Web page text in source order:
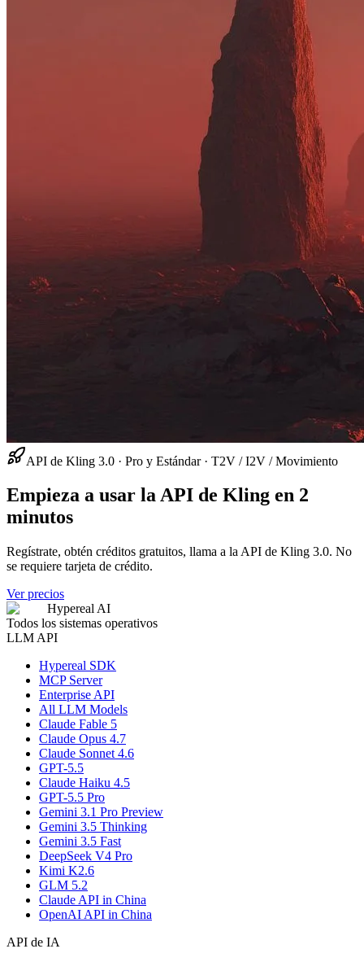
API de Kling 3.0 · Pro y Estándar · T2V / I2V / Movimiento
Empieza a usar la API de Kling en 2
minutos
Regístrate, obtén créditos gratuitos, llama a la API de Kling 3.0. No
se requiere tarjeta de crédito.
Ver precios
Hypereal AI
Todos los sistemas operativos
LLM API
Hypereal SDK
MCP Server
Enterprise API
All LLM Models
Claude Fable 5
Claude Opus 4.7
Claude Sonnet 4.6
GPT-5.5
Claude Haiku 4.5
GPT-5.5 Pro
Gemini 3.1 Pro Preview
Gemini 3.5 Thinking
Gemini 3.5 Fast
DeepSeek V4 Pro
Kimi K2.6
GLM 5.2
Claude API in China
OpenAI API in China
API de IA